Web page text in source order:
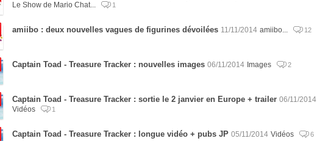
Le Show de Mario Chat...
1
amiibo : deux nouvelles vagues de figurines dévoilées 11/11/2014 amiibo... 12
Captain Toad - Treasure Tracker : nouvelles images 06/11/2014 Images 2
Captain Toad - Treasure Tracker : sortie le 2 janvier en Europe + trailer 06/11/2014
Vidéos
1
Captain Toad - Treasure Tracker : longue vidéo + pubs JP 05/11/2014 Vidéos 6